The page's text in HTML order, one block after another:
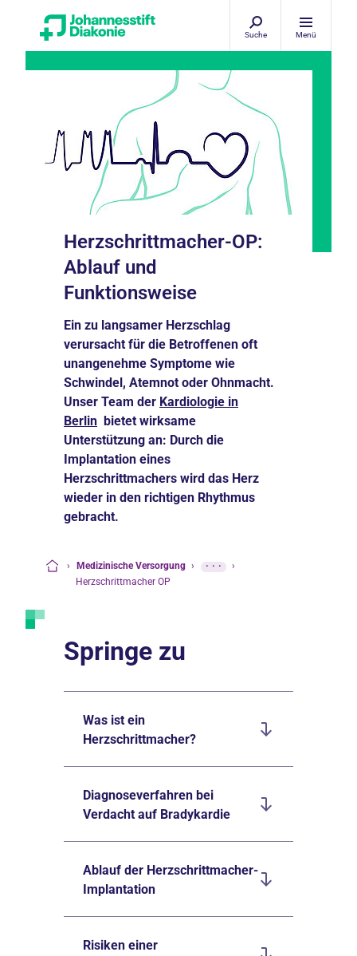
Suche Menü
Herzschrittmacher-OP:
Ablauf und
Funktionsweise
Ein zu langsamer Herzschlag
verursacht für die Betroffenen oft
unangenehme Symptome wie
Schwindel, Atemnot oder Ohnmacht.
Unser Team der Kardiologie in
Berlin bietet wirksame
Unterstützung an: Durch die
Implantation eines
Herzschrittmachers wird das Herz
wieder in den richtigen Rhythmus
gebracht.
› Medizinische Versorgung › ···
›
Herzschrittmacher OP
Springe zu
Was ist ein
Herzschrittmacher?
Diagnoseverfahren bei
Verdacht auf Bradykardie
Ablauf der Herzschrittmacher-
Implantation
Risiken einer